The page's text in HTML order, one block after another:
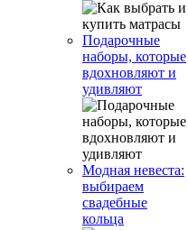
Подарочные
наборы, которые
вдохновляют и
удивляют
Модная невеста:
выбираем
свадебные
кольца